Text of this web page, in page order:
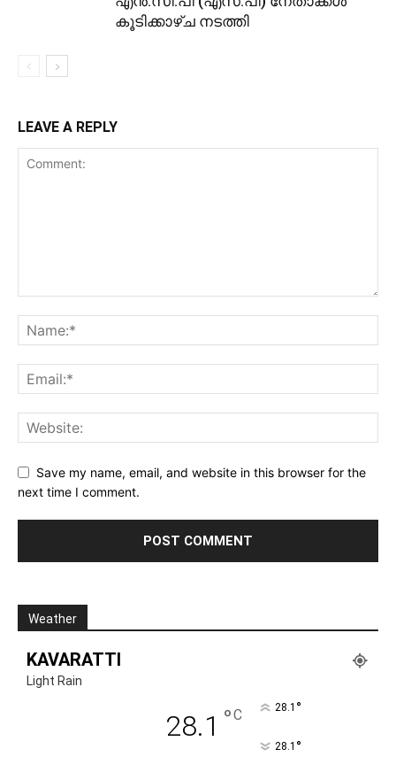
കൂടിക്കാഴ്ച നടത്തി
LEAVE A REPLY
Save my name, email, and website in this browser for the
next time I comment.
Weather
KAVARATTI
Light Rain
28.1 °C 28.1 °
28.1 °